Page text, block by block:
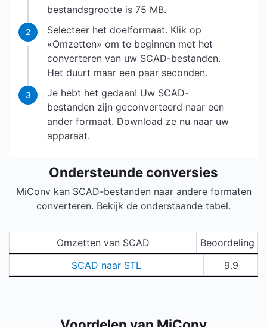
bestandsgrootte is 75 MB.
2
Selecteer het doelformaat. Klik op
«Omzetten» om te beginnen met het
converteren van uw SCAD-bestanden.
Het duurt maar een paar seconden.
3
Je hebt het gedaan! Uw SCAD-
bestanden zijn geconverteerd naar een
ander formaat. Download ze nu naar uw
apparaat.
Ondersteunde conversies
MiConv kan SCAD-bestanden naar andere formaten
converteren. Bekijk de onderstaande tabel.
Omzetten van SCAD
Beoordeling
SCAD naar STL
9.9